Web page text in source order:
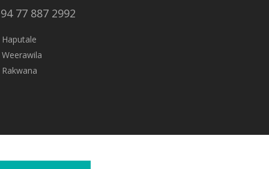
77 887 2992
Haputale
Weerawila
Rakwana